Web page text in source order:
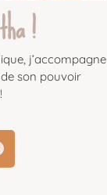
!
j’accompagne
son pouvoir